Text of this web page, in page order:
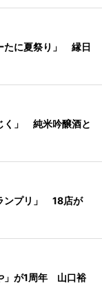
たに夏祭り」 縁日
く」 純米吟醸酒と
ンプリ」 18店が
」が1周年 山口裕